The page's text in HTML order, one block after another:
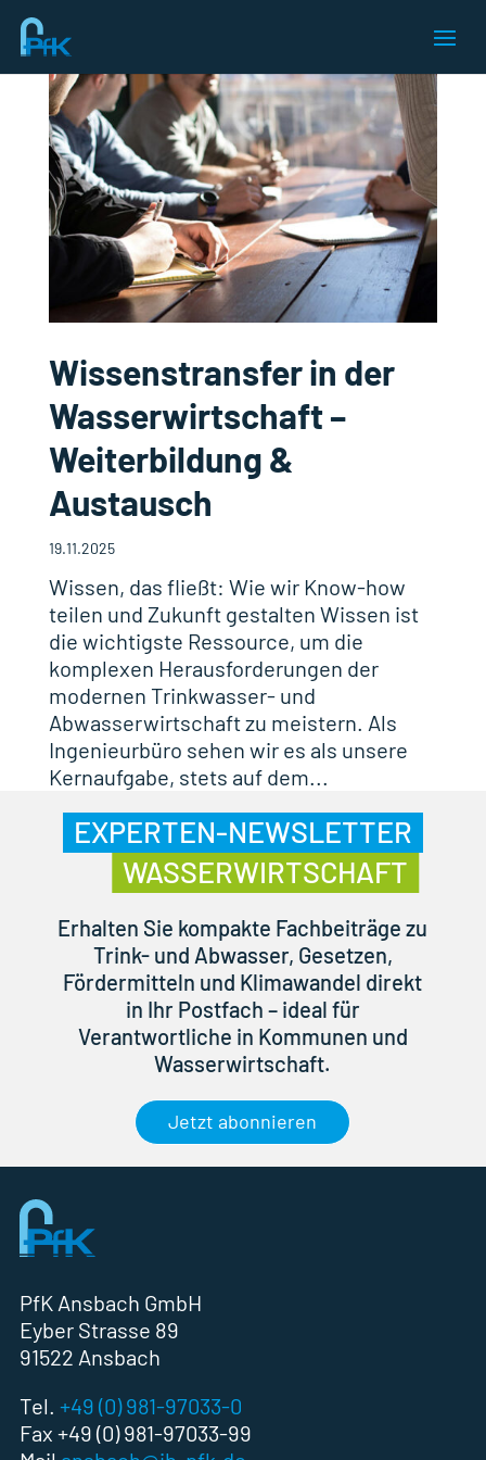
Wissenstransfer in der
Wasserwirtschaft –
Weiterbildung &
Austausch
19.11.2025
Wissen, das fließt: Wie wir Know-how
teilen und Zukunft gestalten Wissen ist
die wichtigste Ressource, um die
komplexen Herausforderungen der
modernen Trinkwasser- und
Abwasserwirtschaft zu meistern. Als
Ingenieurbüro sehen wir es als unsere
Kernaufgabe, stets auf dem...
EXPERTEN-NEWSLETTER
WASSERWIRTSCHAFT
Erhalten Sie kompakte Fachbeiträge zu
Trink- und Abwasser, Gesetzen,
Fördermitteln und Klimawandel direkt
in Ihr Postfach – ideal für
Verantwortliche in Kommunen und
Wasserwirtschaft.
Jetzt abonnieren
PfK Ansbach GmbH
Eyber Strasse 89
91522 Ansbach
Tel. +49 (0) 981-97033-0
Fax +49 (0) 981-97033-99